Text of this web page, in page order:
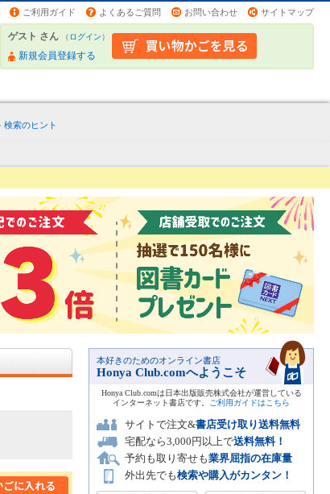
ご利用ガイド よくあるご質問 お問い合わせ サイトマップ
ゲスト さん （ログイン）
新規会員登録する
検索のヒント
本好きのためのオンライン書店
Honya Club.comへようこそ
Honya Club.comは日本出版販売株式会社が運営している
インターネット書店です。
ご利用ガイドはこちら
サイトで注文&書店受け取り送料無料
宅配なら3,000円以上で送料無料！
予約も取り寄せも業界屈指の在庫量
外出先でも検索や購入がカンタン！